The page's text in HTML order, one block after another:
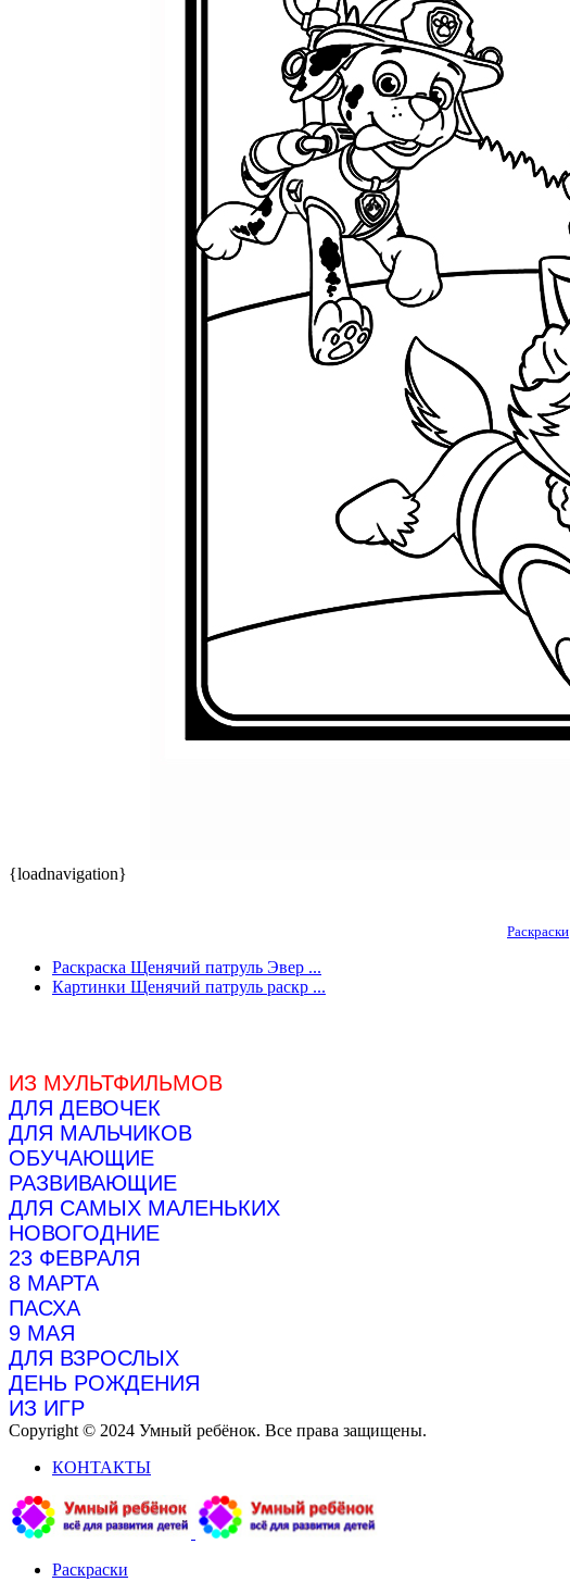
{loadnavigation}
Раскраски
Раскраска Щенячий патруль Эвер ...
Картинки Щенячий патруль раскр ...
ИЗ МУЛЬТФИЛЬМОВ
ДЛЯ ДЕВОЧЕК
ДЛЯ МАЛЬЧИКОВ
ОБУЧАЮЩИЕ
РАЗВИВАЮЩИЕ
ДЛЯ САМЫХ МАЛЕНЬКИХ
НОВОГОДНИЕ
23 ФЕВРАЛЯ
8 МАРТА
ПАСХА
9 МАЯ
ДЛЯ ВЗРОСЛЫХ
ДЕНЬ РОЖДЕНИЯ
ИЗ ИГР
Copyright © 2024 Умный ребёнок. Все права защищены.
КОНТАКТЫ
Раскраски